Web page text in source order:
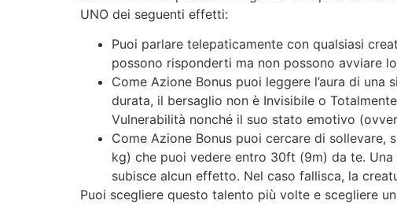
UNO dei seguenti effetti:
Puoi parlare telepaticamente con qualsiasi
possono risponderti ma non possono avviare
Come Azione Bonus puoi leggere l’aura di
durata, il bersaglio non è Invisibile o
Vulnerabilità nonché il suo stato emotivo
Come Azione Bonus puoi cercare di
kg) che puoi vedere entro 30ft (9m) da te.
subisce alcun effetto. Nel caso fallisca, la
Puoi scegliere questo talento più volte e scegliere